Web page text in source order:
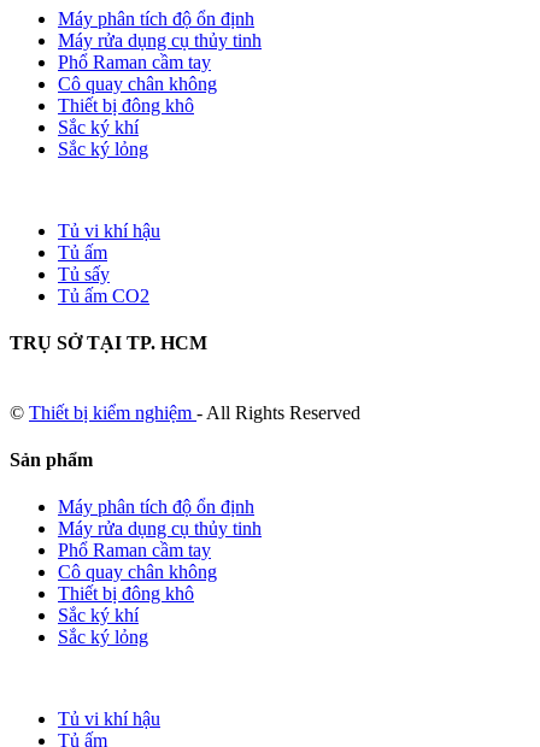
Máy phân tích độ ổn định
Máy rửa dụng cụ thủy tinh
Phổ Raman cầm tay
Cô quay chân không
Thiết bị đông khô
Sắc ký khí
Sắc ký lỏng
Tủ vi khí hậu
Tủ ấm
Tủ sấy
Tủ ấm CO2
TRỤ SỞ TẠI TP. HCM
© Thiết bị kiểm nghiệm - All Rights Reserved
Sản phẩm
Máy phân tích độ ổn định
Máy rửa dụng cụ thủy tinh
Phổ Raman cầm tay
Cô quay chân không
Thiết bị đông khô
Sắc ký khí
Sắc ký lỏng
Tủ vi khí hậu
Tủ ấm